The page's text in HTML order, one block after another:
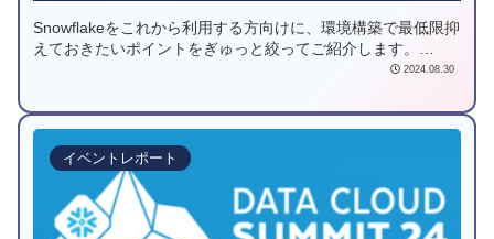
Snowflakeをこれから利用する方向けに、環境構築で最低限抑
えておきたいポイントをぎゅっと絞ってご紹介します。
Snowflakeのアカウントは作ったけど何から始めよう…とお悩
2024.08.30
イベントレポート